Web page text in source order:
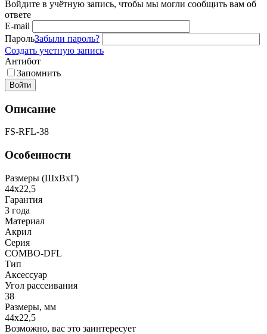
Войдите в учётную запись, чтобы мы могли сообщить вам об
ответе
E-mail
ПарольЗабыли пароль?
Создать учетную запись
Антибот
Запомнить
Войти
Описание
FS-RFL-38
Особенности
Размеры (ШxВxГ)
44x22,5
Гарантия
3 года
Материал
Акрил
Серия
COMBO-DFL
Тип
Аксессуар
Угол рассеивания
38
Размеры, мм
44x22,5
Возможно, вас это заинтересует